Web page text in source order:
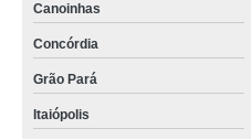
Canoinhas
Concórdia
Grão Pará
Itaiópolis